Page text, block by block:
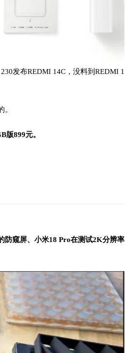
发布REDMI 14C，没料到REDMI 1
版899元。
防窥屏、小米18 Pro在测试2K分辨率